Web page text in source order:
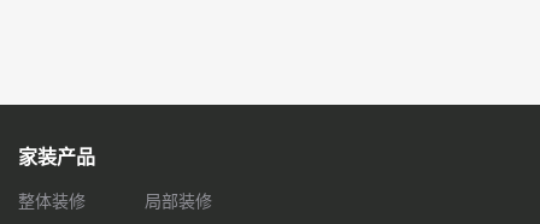
家装产品
整体装修 局部装修